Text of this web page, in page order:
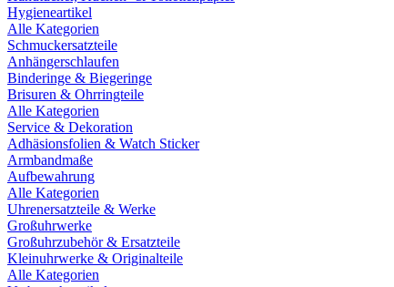
Hygieneartikel
Alle Kategorien
Schmuckersatzteile
Anhängerschlaufen
Binderinge & Biegeringe
Brisuren & Ohrringteile
Alle Kategorien
Service & Dekoration
Adhäsionsfolien & Watch Sticker
Armbandmaße
Aufbewahrung
Alle Kategorien
Uhrenersatzteile & Werke
Großuhrwerke
Großuhrzubehör & Ersatzteile
Kleinuhrwerke & Originalteile
Alle Kategorien